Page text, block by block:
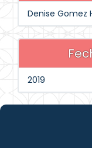
Denise Gomez
2019